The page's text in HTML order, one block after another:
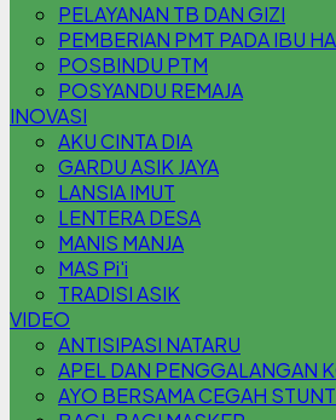
PELAYANAN TB DAN GIZI
PEMBERIAN PMT PADA IBU
POSBINDU PTM
POSYANDU REMAJA
INOVASI
AKU CINTA DIA
GARDU ASIK JAYA
LANSIA IMUT
LENTERA DESA
MANIS MANJA
MAS Pi'i
TRADISI ASIK
VIDEO
ANTISIPASI NATARU
APEL DAN PENGGALANGAN
AYO BERSAMA CEGAH